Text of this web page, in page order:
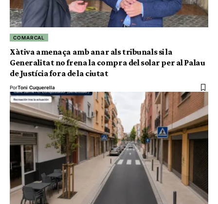
COMARCAL
Xàtiva amenaça amb anar als tribunals si la
Generalitat no frena la compra del solar per al Palau
de Justícia fora de la ciutat
PorToni Cuquerella